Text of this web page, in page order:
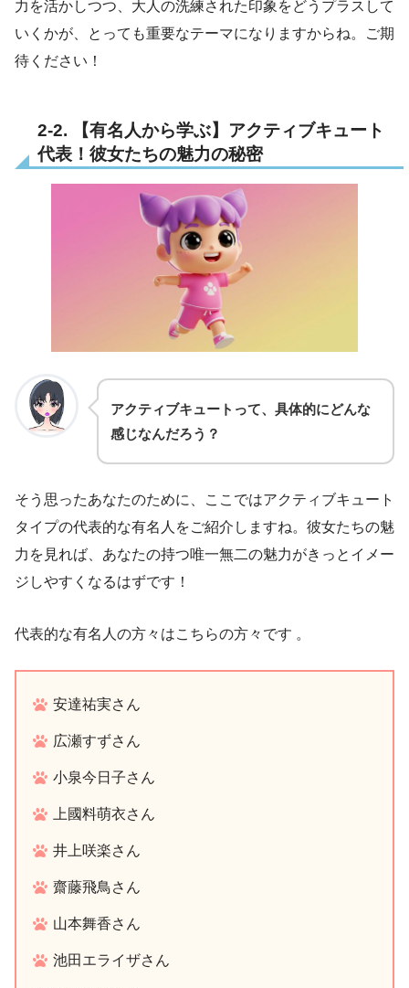
力を活かしつつ、大人の洗練された印象をどうプラスして
いくかが、とっても重要なテーマになりますからね。ご期
待ください！
2-2. 【有名人から学ぶ】アクティブキュート
代表！彼女たちの魅力の秘密
アクティブキュートって、具体的にどんな
感じなんだろう？
そう思ったあなたのために、ここではアクティブキュート
タイプの代表的な有名人をご紹介しますね。彼女たちの魅
力を見れば、あなたの持つ唯一無二の魅力がきっとイメー
ジしやすくなるはずです！
代表的な有名人の方々はこちらの方々です 。
安達祐実さん
広瀬すずさん
小泉今日子さん
上國料萌衣さん
井上咲楽さん
齋藤飛鳥さん
山本舞香さん
池田エライザさん